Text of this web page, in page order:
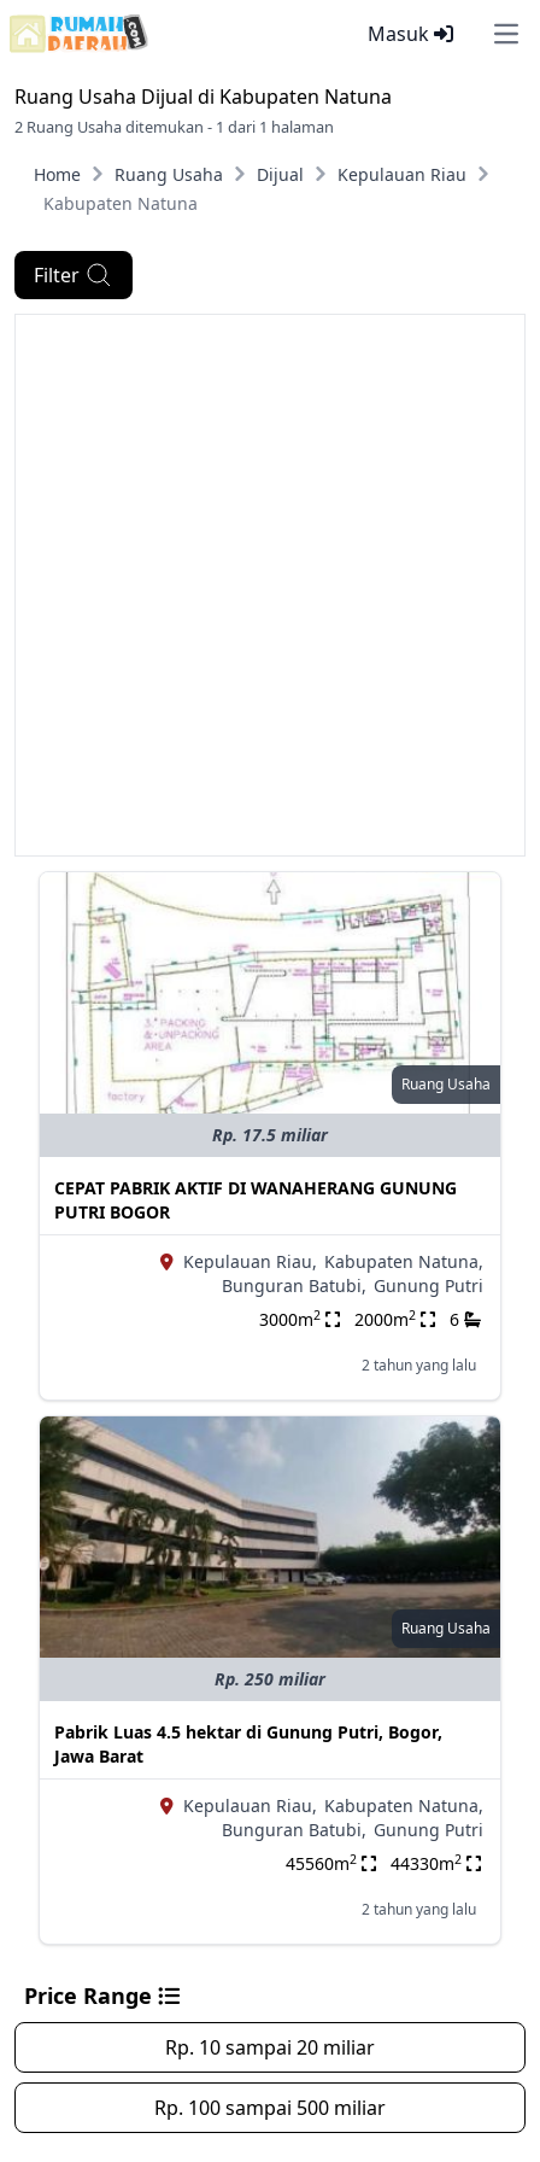
Masuk
Ruang Usaha Dijual di Kabupaten Natuna
2 Ruang Usaha ditemukan - 1 dari 1 halaman
Home Ruang Usaha Dijual
Kepulauan Riau
Kabupaten Natuna
Filter
Ruang Usaha
Rp. 17.5 miliar
CEPAT PABRIK AKTIF DI WANAHERANG GUNUNG
PUTRI BOGOR
Kepulauan Riau, Kabupaten Natuna,
Bunguran Batubi, Gunung Putri
3000m2 2000m2 6
2 tahun yang lalu
Ruang Usaha
Rp. 250 miliar
Pabrik Luas 4.5 hektar di Gunung Putri, Bogor,
Jawa Barat
Kepulauan Riau, Kabupaten Natuna,
Bunguran Batubi, Gunung Putri
45560m2 44330m2
2 tahun yang lalu
Price Range
Rp. 10 sampai 20 miliar
Rp. 100 sampai 500 miliar